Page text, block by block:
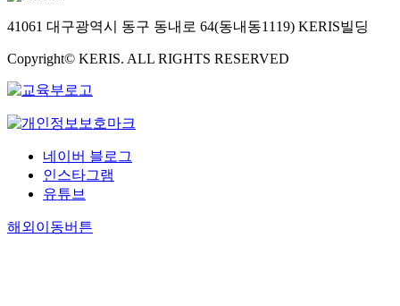
41061 대구광역시 동구 동내로 64(동내동1119) KERIS빌딩
Copyright© KERIS. ALL RIGHTS RESERVED
네이버 블로그
인스타그램
유튜브
해외이동버튼